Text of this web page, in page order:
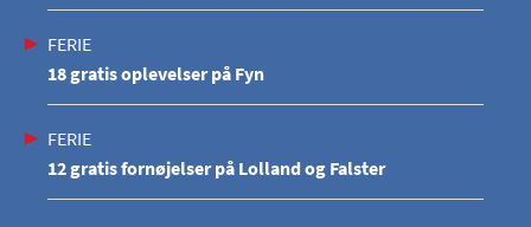
FERIE
18 gratis oplevelser på Fyn
FERIE
12 gratis fornøjelser på Lolland og Falster